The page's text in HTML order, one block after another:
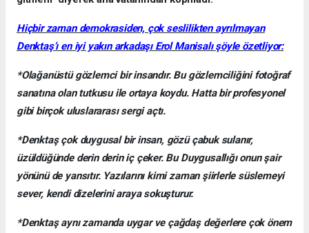
Hiçbir zaman demokrasiden, çok seslilikten ayrılmayan
Denktaş’ı en iyi yakın arkadaşı Erol Manisalı şöyle özetliyor:
*Olağanüstü gözlemci bir insandır. Bu gözlemciliğini fotoğraf
sanatına olan tutkusu ile ortaya koydu. Hatta bir profesyonel
gibi birçok uluslararası sergi açtı.
*Denktaş çok duygusal bir insan, gözü çabuk sulanır,
üzüldüğünde derin derin iç çeker. Bu Duygusallığı onun şair
yönünü de yansıtır. Yazılarını kimi zaman şiirlerle süslemeyi
sever, kendi dizelerini araya sokuşturur.
*Denktaş aynı zamanda uygar ve çağdaş değerlere çok önem